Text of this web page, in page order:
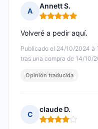
A
Annett S.
Nota: 5 de 5
Publicado el 24/10/2024 à
tras una compra de 14/10/
Volveré a pedir aquí.
Opinión traducida
C
claude D.
Nota: 4 de 5